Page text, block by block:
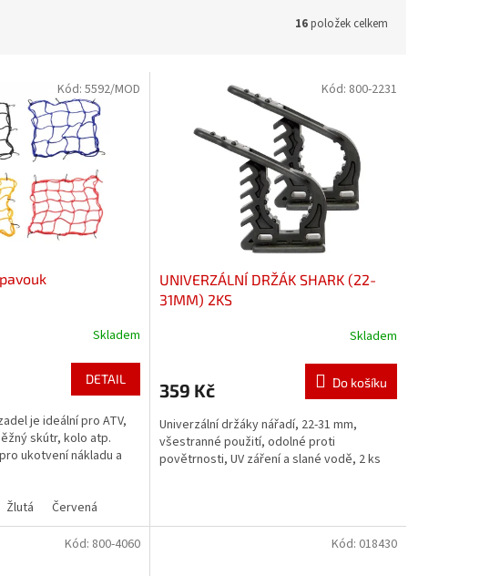
16položek celkem
Skladem
DETAIL
je ideální pro ATV,
skútr, kolo atp.
ukotvení nákladu a
Žlutá Červená
Kód: 5592/MOD
UNIVERZÁLNÍ DRŽÁK SHARK (22-
31MM) 2KS
Skladem
359 Kč Do košíku
Univerzální držáky nářadí, 22-31 mm,
všestranné použití, odolné proti
povětrnosti, UV záření a slané vodě, 2 ks
Kód: 800-2231
Kód: 800-4060 Kód: 018430